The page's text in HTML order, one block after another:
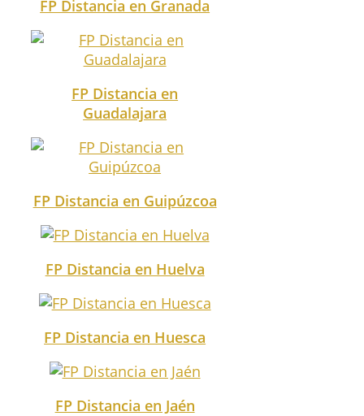
FP Distancia en Granada
FP Distancia en
Guadalajara
FP Distancia en Guipúzcoa
FP Distancia en Huelva
FP Distancia en Huesca
FP Distancia en Jaén